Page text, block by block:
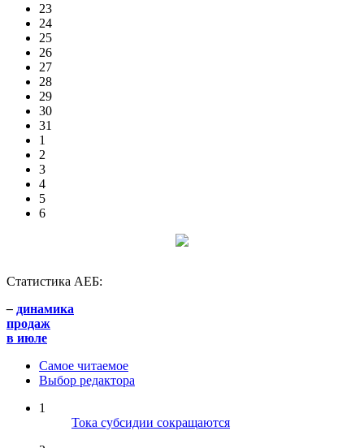
23
24
25
26
27
28
29
30
31
1
2
3
4
5
6
Статистика АЕБ:
– динамика
продаж
в июле
Самое читаемое
Выбор редактора
1
Тока субсидии сокращаются